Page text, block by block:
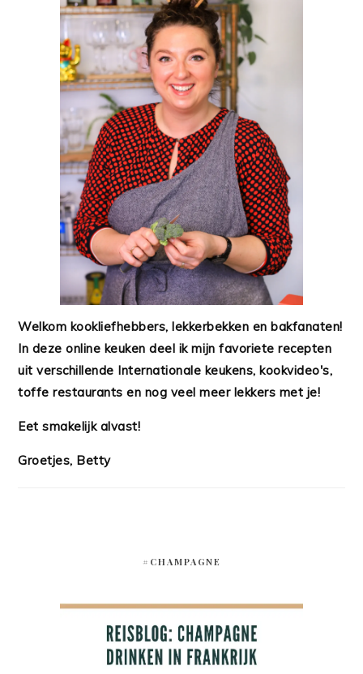
Welkom kookliefhebbers, lekkerbekken en bakfanaten!
In deze online keuken deel ik mijn favoriete recepten
uit verschillende Internationale keukens, kookvideo's,
toffe restaurants en nog veel meer lekkers met je!
Eet smakelijk alvast!
Groetjes, Betty
#CHAMPAGNE